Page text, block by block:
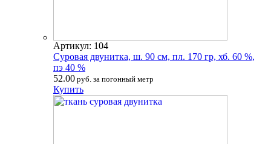
Артикул: 104
Суровая двунитка, ш. 90 см, пл. 170 гр, хб. 60 %,
пэ 40 %
52.00 руб. за погонный метр
Купить